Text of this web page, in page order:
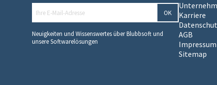
OK
Neuigkeiten und Wissenswertes über Blubbsoft und
unsere Softwarelösungen
Karriere
AGB
Impressum
Sitemap